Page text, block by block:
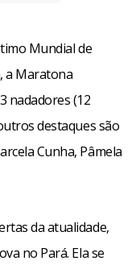
Mundial de
a Maratona
nadadores (12
destaques são
Cunha, Pâmela
da atualidade,
no Pará. Ela se